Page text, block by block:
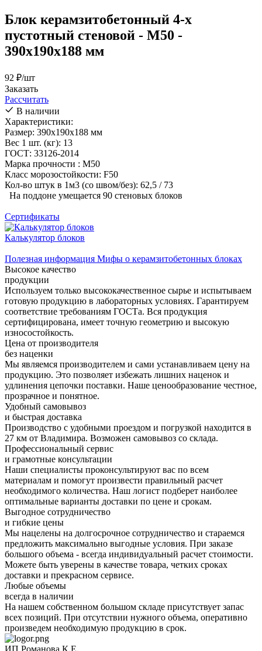
Блок керамзитобетонный 4-х
пустотный стеновой - М50 -
390х190х188 мм
92 ₽/шт
Заказать
Рассчитать
В наличии
Характеристики:
Размер: 390х190х188 мм
Вес 1 шт. (кг): 13
ГОСТ: 33126-2014
Марка прочности : М50
Класс морозостойкости: F50
Кол-во штук в 1м3 (со швом/без): 62,5 / 73
На поддоне умещается 90 стеновых блоков
Сертификаты
Калькулятор блоков
Полезная информация Мифы о керамзитобетонных блоках
Высокое качество
продукции
Используем только высококачественное сырье и испытываем
готовую продукцию в лабораторных условиях. Гарантируем
соответствие требованиям ГОСТа. Вся продукция
сертифицирована, имеет точную геометрию и высокую
износостойкость.
Цена от производителя
без наценки
Мы являемся производителем и сами устанавливаем цену на
продукцию. Это позволяет избежать лишних наценок и
удлинения цепочки поставки. Наше ценообразование честное,
прозрачное и понятное.
Удобный самовывоз
и быстрая доставка
Производство с удобными проездом и погрузкой находится в
27 км от Владимира. Возможен самовывоз со склада.
Профессиональный сервис
и грамотные консультации
Наши специалисты проконсультируют вас по всем
материалам и помогут произвести правильный расчет
необходимого количества. Наш логист подберет наиболее
оптимальные варианты доставки по цене и срокам.
Выгодное сотрудничество
и гибкие цены
Мы нацелены на долгосрочное сотрудничество и стараемся
предложить максимально выгодные условия. При заказе
большого объема - всегда индивидуальный расчет стоимости.
Можете быть уверены в качестве товара, четких сроках
доставки и прекрасном сервисе.
Любые объемы
всегда в наличии
На нашем собственном большом складе присутствует запас
всех позиций. При отсутствии нужного объема, оперативно
произведем необходимую продукцию в срок.
ИП Романова К.Е.